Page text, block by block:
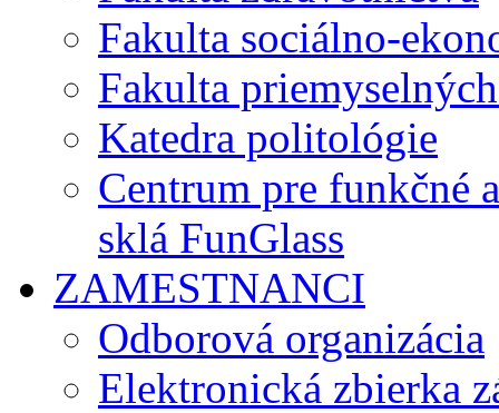
Fakulta sociálno-
Fakulta
Katedra politológie
Centrum pre funkčné
sklá FunGlass
ZAMESTNANCI
Odborová organizácia
Elektronická zbierka